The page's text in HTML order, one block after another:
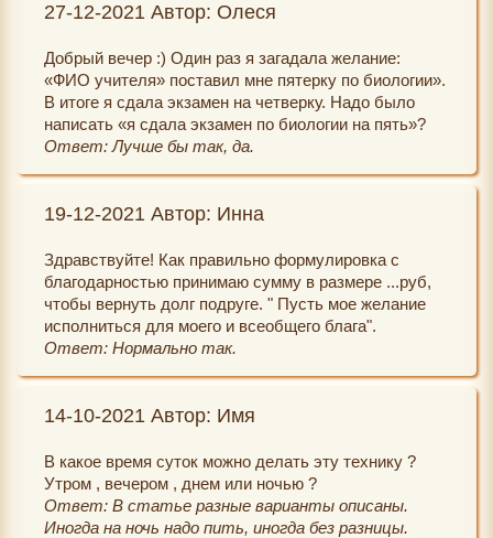
27-12-2021 Автор: Олеся
Добрый вечер :) Один раз я загадала желание:
«ФИО учителя» поставил мне пятерку по биологии».
В итоге я сдала экзамен на четверку. Надо было
написать «я сдала экзамен по биологии на пять»?
Ответ: Лучше бы так, да.
19-12-2021 Автор: Инна
Здравствуйте! Как правильно формулировка с
благодарностью принимаю сумму в размере ...руб,
чтобы вернуть долг подруге. " Пусть мое желание
исполниться для моего и всеобщего блага".
Ответ: Нормально так.
14-10-2021 Автор: Имя
В какое время суток можно делать эту технику ?
Утром , вечером , днем или ночью ?
Ответ: В статье разные варианты описаны.
Иногда на ночь надо пить, иногда без разницы.